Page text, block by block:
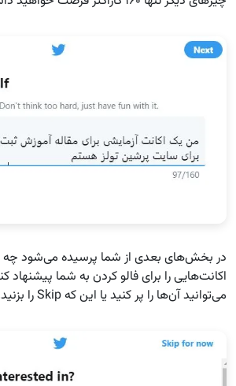
در بخش‌های بعدی از شما پرسیده می‌شود چه
اکانت‌هایی را برای فالو کردن به شما پیشنهاد
می‌توانید آن‌ها را پر کنید یا این که Skip را بزنید.